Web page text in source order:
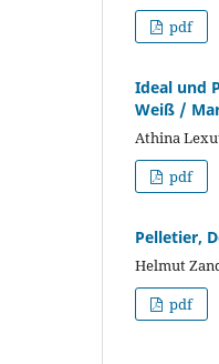
pdf
Ideal und
Weiß /
Athina
pdf
Pelletier,
Helmut
pdf